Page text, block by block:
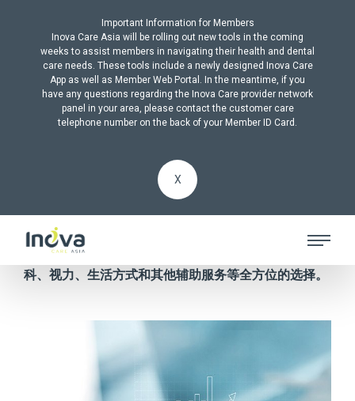
Important Information for Members
Inova Care Asia will be rolling out new tools in the coming
weeks to assist members in navigating their health and dental
care needs. These tools include a newly designed Inova Care
App as well as Member Web Portal. In the meantime, if you
have any questions regarding the Inova Care provider network
panel in your area, please contact the customer care
telephone number on the back of your Member ID Card.
X
ALL PRODUCTS
Inova Care亚洲公司在整个地区提供第三方管理和内外
包解决方案。我们管理各种福利计划，包括医疗、牙
科、视力、生活方式和其他辅助服务等全方位的选择。